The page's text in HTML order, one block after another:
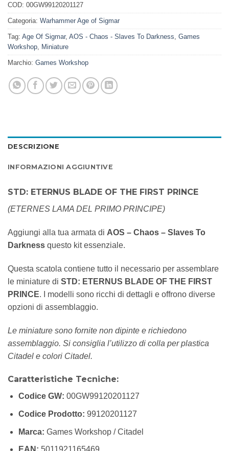
COD: 00GW99120201127
Categoria: Warhammer Age of Sigmar
Tag: Age Of Sigmar, AOS - Chaos - Slaves To Darkness, Games
Workshop, Miniature
Marchio: Games Workshop
DESCRIZIONE
INFORMAZIONI AGGIUNTIVE
STD: ETERNUS BLADE OF THE FIRST PRINCE
(ETERNES LAMA DEL PRIMO PRINCIPE)
Aggiungi alla tua armata di AOS – Chaos – Slaves To
Darkness questo kit essenziale.
Questa scatola contiene tutto il necessario per assemblare
le miniature di STD: ETERNUS BLADE OF THE FIRST
PRINCE. I modelli sono ricchi di dettagli e offrono diverse
opzioni di assemblaggio.
Le miniature sono fornite non dipinte e richiedono
assemblaggio. Si consiglia l’utilizzo di colla per plastica
Citadel e colori Citadel.
Caratteristiche Tecniche:
Codice GW: 00GW99120201127
Codice Prodotto: 99120201127
Marca: Games Workshop / Citadel
EAN: 5011921165469